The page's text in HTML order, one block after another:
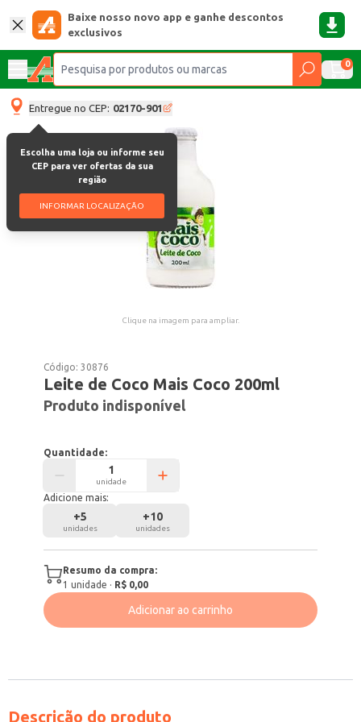
Baixe nosso novo app e ganhe descontos
exclusivos
0
Entregue no CEP: 02170-901
Escolha uma loja ou informe seu
CEP para ver ofertas da sua
região
INFORMAR LOCALIZAÇÃO
Clique na imagem para ampliar.
Código:30876
Leite de Coco Mais Coco 200ml
Produto indisponível
Quantidade:
unidade
Adicione mais:
+5
unidades
+10
unidades
Resumo da compra:
1 unidade · R$ 0,00
Adicionar ao carrinho
Descrição do produto